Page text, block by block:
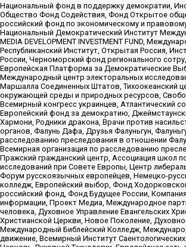
Национальный фонд в поддержку демократии,
Общество Фонд Содействия, Фонд Открытое
российский фонд по экономическому и
Национальный Демократический Институт
MEDIA DEVELOPMENT INVESTMENT FUND,
Республиканский Институт, Открытая Россия,
России, Черноморский фонд регионального
Европейская Платформа за Демократические
Международный центр электоральных
Маршалла Соединенных Штатов, Тихоокеанский
окружающей среды и природных ресурсов,
Всемирный конгресс украинцев, Атлантический
Европейский фонд за демократию,
Хармони, Родники дракона, Врачи против
органов, Фалунь Дафа, Друзья Фалуньгун,
расследованию преследования в отношении
Всемирная организация по расследованию
Пражский гражданский центр, Ассоциация школ
исследований при Совете Европы, Центр
Форум русскоязычных европейцев, Немецко-
колледж, Европейский выбор, Фонд
российский фонд, Фонд Будущее России,
информации, Проект Медиа, Международное
человека, Духовное Управление Евангельских
Христианской Церкви, Новое Поколение,
Международный Библейский Колледж,
движение, Всемирный Институт